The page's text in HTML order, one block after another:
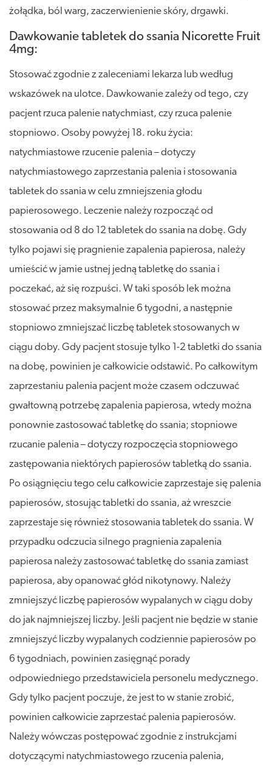
żołądka, ból warg, zaczerwienienie skóry, drgawki.
Dawkowanie tabletek do ssania Nicorette Fruit
4mg:
Stosować zgodnie z zaleceniami lekarza lub według
wskazówek na ulotce. Dawkowanie zależy od tego, czy
pacjent rzuca palenie natychmiast, czy rzuca palenie
stopniowo. Osoby powyżej 18. roku życia:
natychmiastowe rzucenie palenia – dotyczy
natychmiastowego zaprzestania palenia i stosowania
tabletek do ssania w celu zmniejszenia głodu
papierosowego. Leczenie należy rozpocząć od
stosowania od 8 do 12 tabletek do ssania na dobę. Gdy
tylko pojawi się pragnienie zapalenia papierosa, należy
umieścić w jamie ustnej jedną tabletkę do ssania i
poczekać, aż się rozpuści. W taki sposób lek można
stosować przez maksymalnie 6 tygodni, a następnie
stopniowo zmniejszać liczbę tabletek stosowanych w
ciągu doby. Gdy pacjent stosuje tylko 1-2 tabletki do ssania
na dobę, powinien je całkowicie odstawić. Po całkowitym
zaprzestaniu palenia pacjent może czasem odczuwać
gwałtowną potrzebę zapalenia papierosa, wtedy można
ponownie zastosować tabletkę do ssania; stopniowe
rzucanie palenia – dotyczy rozpoczęcia stopniowego
zastępowania niektórych papierosów tabletką do ssania.
Po osiągnięciu tego celu całkowicie zaprzestaje się palenia
papierosów, stosując tabletki do ssania, aż wreszcie
zaprzestaje się również stosowania tabletek do ssania. W
przypadku odczucia silnego pragnienia zapalenia
papierosa należy zastosować tabletkę do ssania zamiast
papierosa, aby opanować głód nikotynowy. Należy
zmniejszyć liczbę papierosów wypalanych w ciągu doby
do jak najmniejszej liczby. Jeśli pacjent nie będzie w stanie
zmniejszyć liczby wypalanych codziennie papierosów po
6 tygodniach, powinien zasięgnąć porady
odpowiedniego przedstawiciela personelu medycznego.
Gdy tylko pacjent poczuje, że jest to w stanie zrobić,
powinien całkowicie zaprzestać palenia papierosów.
Należy wówczas postępować zgodnie z instrukcjami
dotyczącymi natychmiastowego rzucenia palenia,